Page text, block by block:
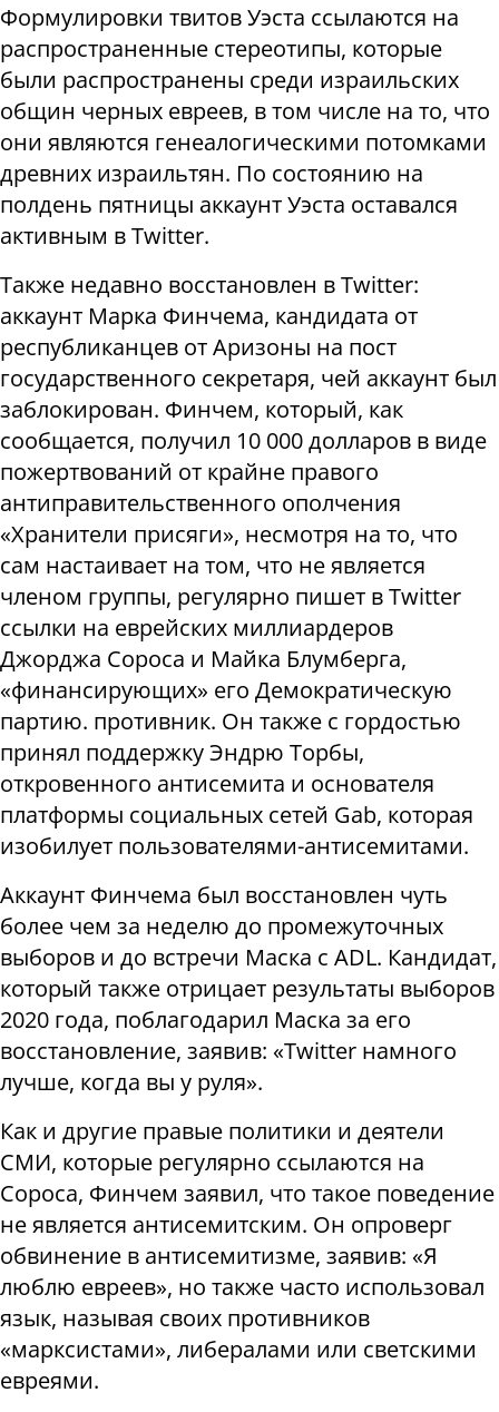
Формулировки твитов Уэста ссылаются на
распространенные стереотипы, которые
были распространены среди израильских
общин черных евреев, в том числе на то, что
они являются генеалогическими потомками
древних израильтян. По состоянию на
полдень пятницы аккаунт Уэста оставался
активным в Тwitter.
Также недавно восстановлен в Тwitter:
аккаунт Марка Финчема, кандидата от
республиканцев от Аризоны на пост
государственного секретаря, чей аккаунт был
заблокирован. Финчем, который, как
сообщается, получил 10 000 долларов в виде
пожертвований от крайне правого
антиправительственного ополчения
«Хранители присяги», несмотря на то, что
сам настаивает на том, что не является
членом группы, регулярно пишет в Тwitter
ссылки на еврейских миллиардеров
Джорджа Сороса и Майка Блумберга,
«финансирующих» его Демократическую
партию. противник. Он также с гордостью
принял поддержку Эндрю Торбы,
откровенного антисемита и основателя
платформы социальных сетей Gab, которая
изобилует пользователями-антисемитами.
Аккаунт Финчема был восстановлен чуть
более чем за неделю до промежуточных
выборов и до встречи Маска с ADL. Кандидат,
который также отрицает результаты выборов
2020 года, поблагодарил Маска за его
восстановление, заявив: «Тwitter намного
лучше, когда вы у руля».
Как и другие правые политики и деятели
СМИ, которые регулярно ссылаются на
Сороса, Финчем заявил, что такое поведение
не является антисемитским. Он опроверг
обвинение в антисемитизме, заявив: «Я
люблю евреев», но также часто использовал
язык, называя своих противников
«марксистами», либералами или светскими
евреями.